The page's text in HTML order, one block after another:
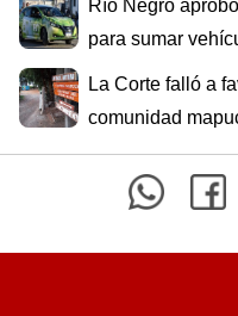
Río Negro
para sumar
La Corte falló a
comunidad